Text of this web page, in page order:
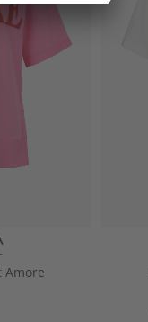
Amore